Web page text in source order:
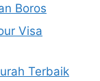
Boros
Visa
Terbaik